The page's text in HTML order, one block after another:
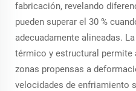
fabricación, revelando
pueden superar el 30 %
adecuadamente alineadas.
térmico y estructural
zonas propensas a
velocidades de enfriamiento